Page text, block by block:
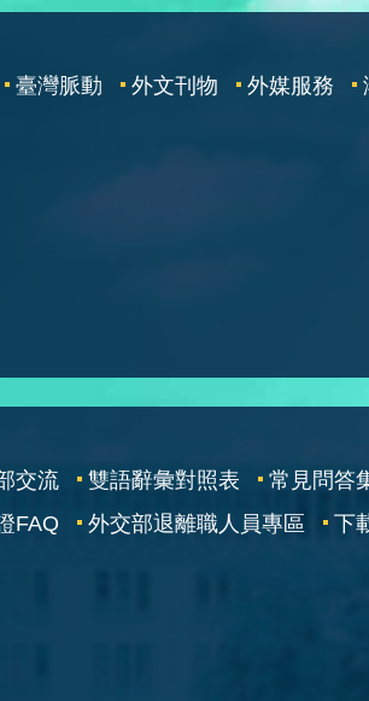
臺灣脈動 外文刊物 外媒服務
交流 雙語辭彙對照表
常見問答
FAQ 外交部退離職人員專區
下